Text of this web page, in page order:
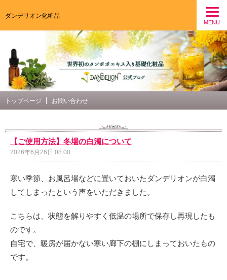
ダンデリオン化粧品
MENU
トップページ お問い合わせ
【ご使用方法】冬場の白濁について
2026年6月26日 08:00
寒い季節、お風呂場などに置いておいたダンデリオンが白濁
してしまったという声をいただきました。
こちらは、状態を解りやすく低温の場所で保存し再現したも
のです。
自宅で、暖房が届かない寒い廊下の棚にしまっておいたもの
です。